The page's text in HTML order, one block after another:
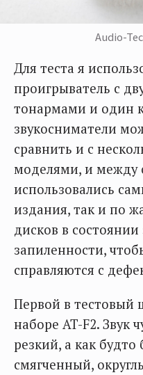
Audio-
Для теста я
проигрыватель с
тонармами и один
звукосниматели
сравнить и с
моделями, и между
использовались
издания, так и по
дисков в
запиленности,
справляются с
Первой в тестовый
наборе AT-F2. Звук
резкий, а как
смягченный,